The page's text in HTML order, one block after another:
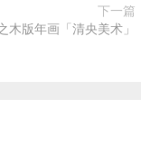
下一篇
木版年画「清央美术」